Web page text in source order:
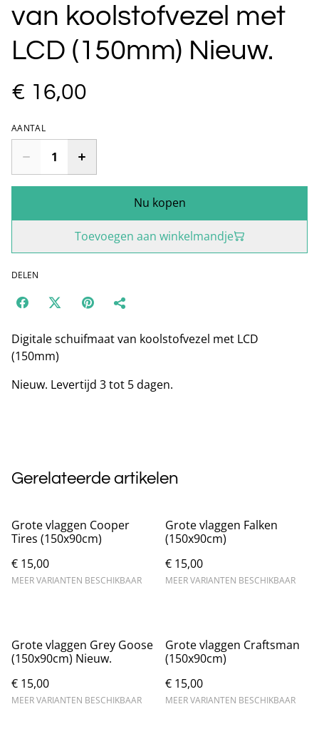
van koolstofvezel met
LCD (150mm) Nieuw.
€ 16,00
AANTAL
Nu kopen
Toevoegen aan winkelmandje
DELEN
Digitale schuifmaat van koolstofvezel met LCD
(150mm)
Nieuw. Levertijd 3 tot 5 dagen.
Gerelateerde artikelen
Grote vlaggen Cooper
Tires (150x90cm)
€ 15,00
MEER VARIANTEN BESCHIKBAAR
Grote vlaggen Falken
(150x90cm)
€ 15,00
MEER VARIANTEN BESCHIKBAAR
Grote vlaggen Grey Goose
(150x90cm) Nieuw.
€ 15,00
MEER VARIANTEN BESCHIKBAAR
Grote vlaggen Craftsman
(150x90cm)
€ 15,00
MEER VARIANTEN BESCHIKBAAR